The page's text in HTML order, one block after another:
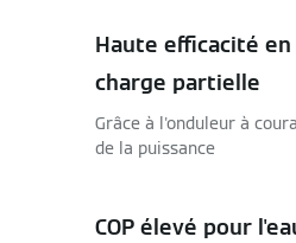
Haute efficacité
charge partielle
Grâce à l'onduleur à
de la puissance
COP élevé pour